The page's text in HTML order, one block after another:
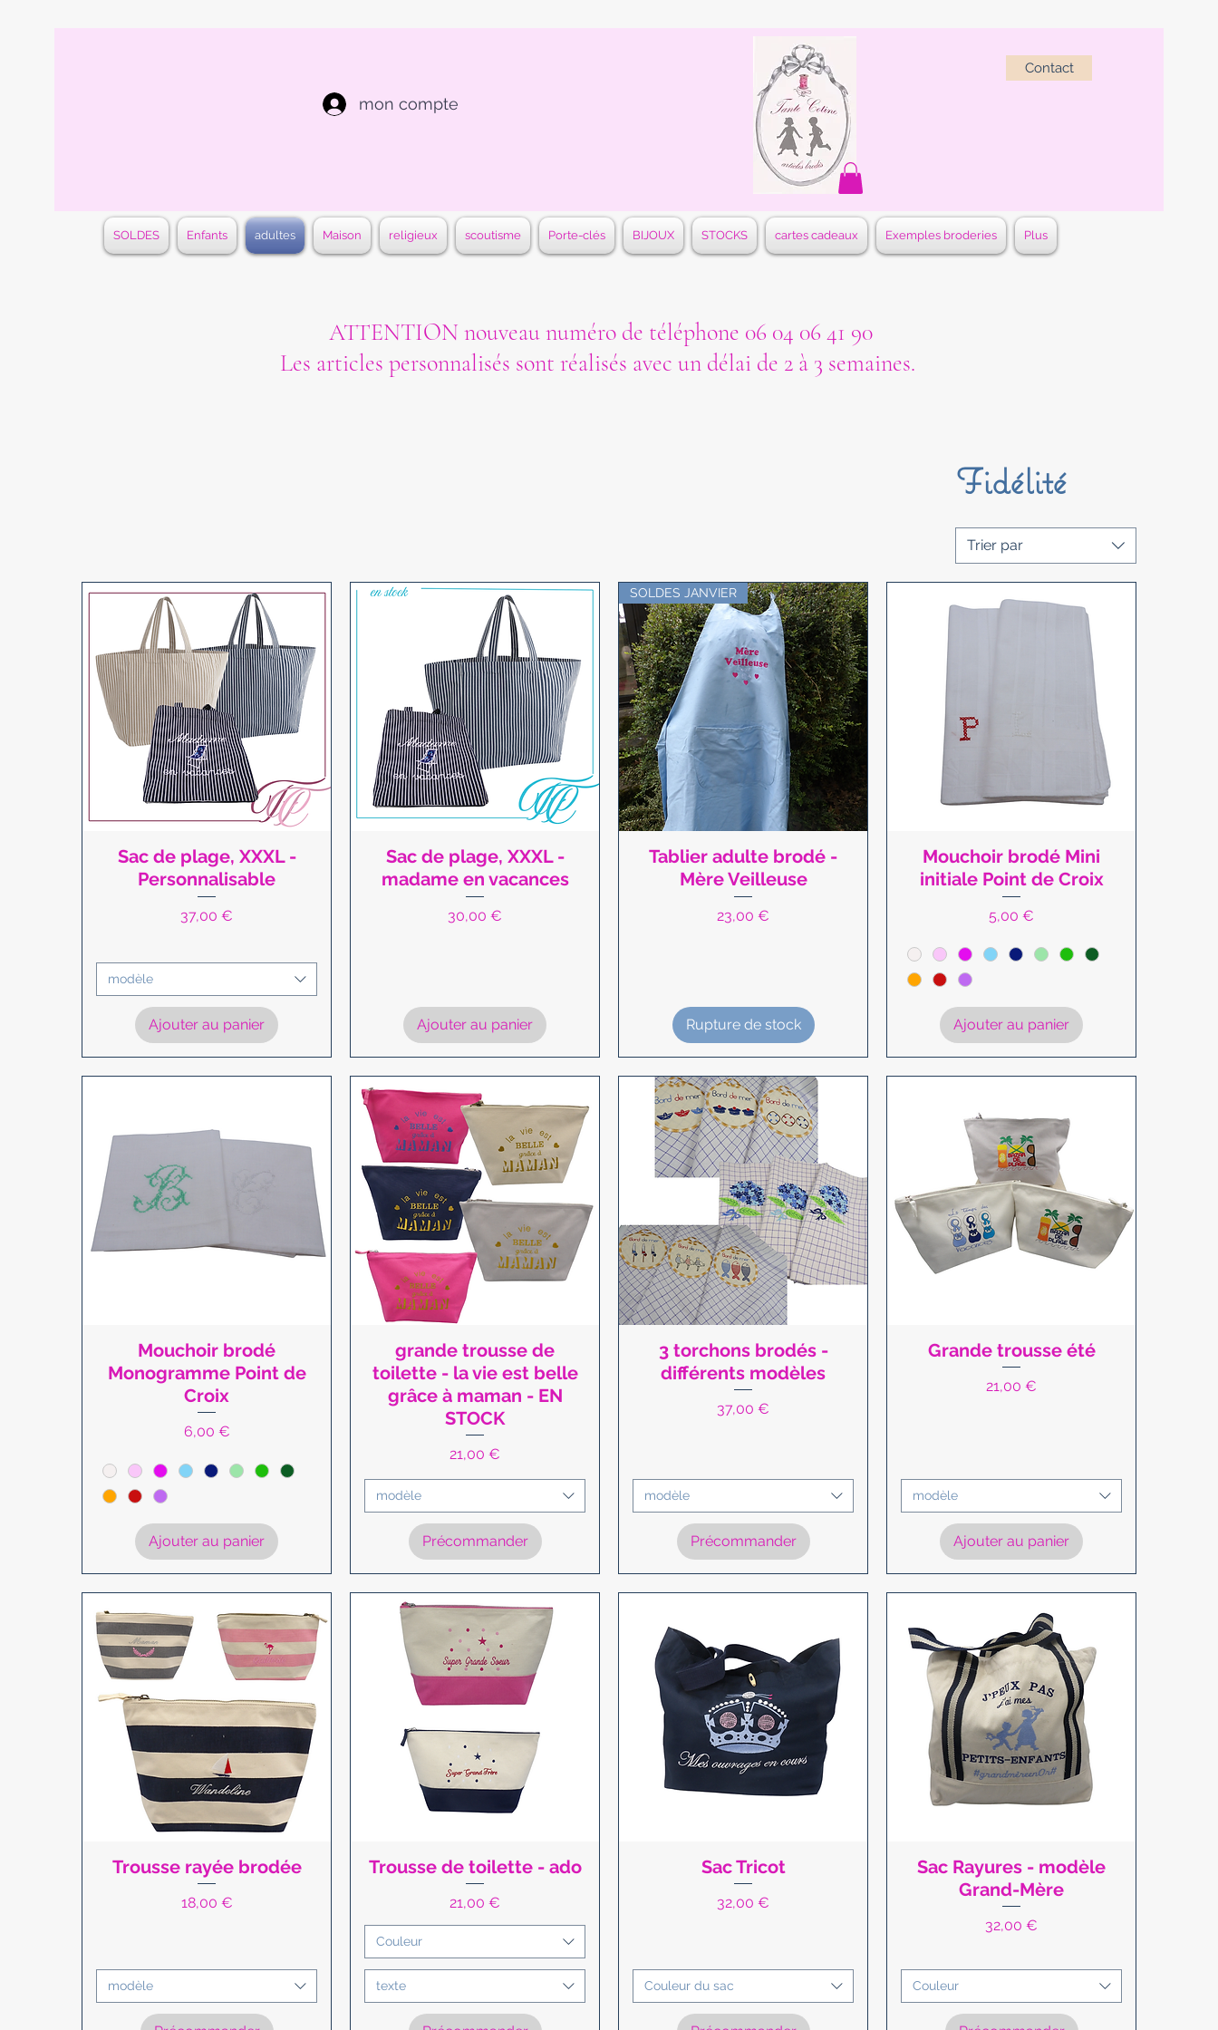
mon compte
Contact
SOLDES Enfants adultes Maison religieux scoutisme Porte-clés BIJOUX STOCKS cartes cadeaux Exemples broderies Plus
ATTENTION nouveau numéro de téléphone 06 04 06 41 90
Les articles personnalisés sont réalisés avec un délai de 2 à 3 semaines.
Fidélité
Trier par
Aperçu rapide
Sac de plage, XXXL -
Personnalisable
Prix
37,00 €
modèle
Ajouter au panier
Aperçu rapide
Sac de plage, XXXL -
madame en vacances
Prix
30,00 €
Ajouter au panier
Aperçu rapide
SOLDES JANVIER
Tablier adulte brodé -
Mère Veilleuse
Prix
23,00 €
Rupture de stock
Aperçu rapide
Mouchoir brodé Mini
initiale Point de Croix
Prix
5,00 €
Ajouter au panier
Aperçu rapide
Mouchoir brodé
Monogramme Point de
Croix
Prix
6,00 €
Ajouter au panier
Aperçu rapide
grande trousse de
toilette - la vie est belle
grâce à maman - EN
STOCK
Prix
21,00 €
modèle
Précommander
Aperçu rapide
3 torchons brodés -
différents modèles
Prix
37,00 €
modèle
Précommander
Aperçu rapide
Grande trousse été
Prix
21,00 €
modèle
Ajouter au panier
Aperçu rapide
Trousse rayée brodée
Prix
18,00 €
modèle
Aperçu rapide
Trousse de toilette - ado
Prix
21,00 €
Couleur
texte
Aperçu rapide
Sac Tricot
Prix
32,00 €
Couleur du sac
Aperçu rapide
Sac Rayures - modèle
Grand-Mère
Prix
32,00 €
Couleur